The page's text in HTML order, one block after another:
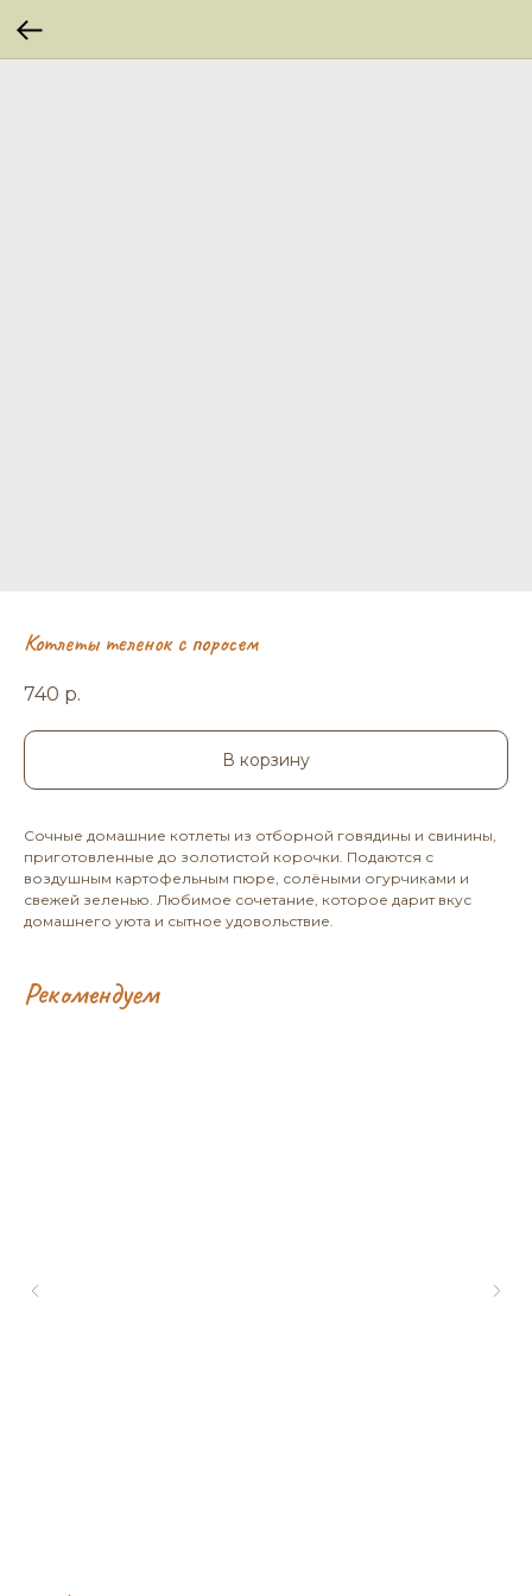
Котлеты теленок с поросем
740 р.
В корзину
Сочные домашние котлеты из отборной говядины и свинины,
приготовленные до золотистой корочки. Подаются с
воздушным картофельным пюре, солёными огурчиками и
свежей зеленью. Любимое сочетание, которое дарит вкус
домашнего уюта и сытное удовольствие.
Рекомендуем